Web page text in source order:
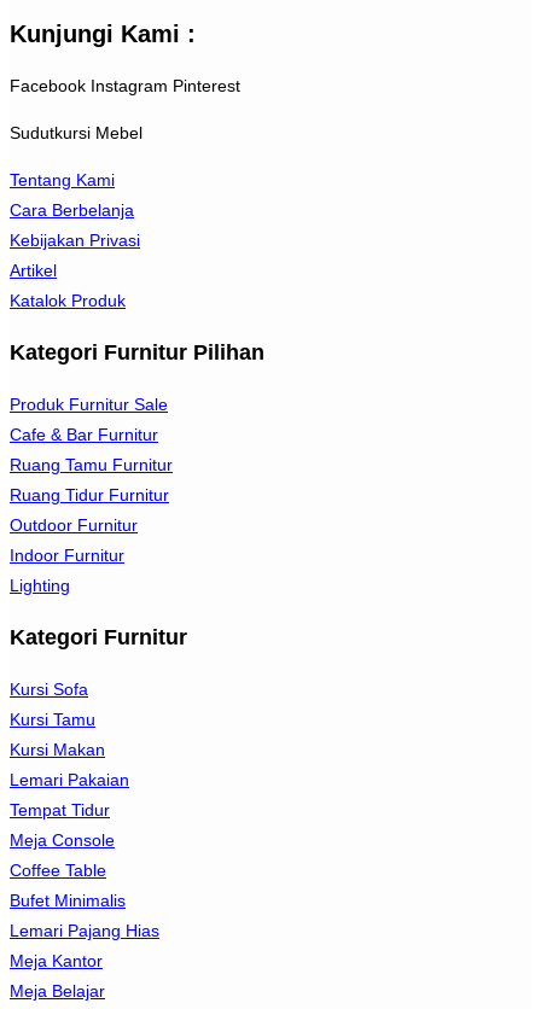
Kunjungi Kami :
Facebook Instagram Pinterest
Sudutkursi Mebel
Tentang Kami
Cara Berbelanja
Kebijakan Privasi
Artikel
Katalok Produk
Kategori Furnitur Pilihan
Produk Furnitur Sale
Cafe & Bar Furnitur
Ruang Tamu Furnitur
Ruang Tidur Furnitur
Outdoor Furnitur
Indoor Furnitur
Lighting
Kategori Furnitur
Kursi Sofa
Kursi Tamu
Kursi Makan
Lemari Pakaian
Tempat Tidur
Meja Console
Coffee Table
Bufet Minimalis
Lemari Pajang Hias
Meja Kantor
Meja Belajar